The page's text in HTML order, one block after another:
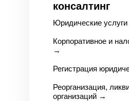
консалтинг
Юридические услуги
Корпоративное и
→
Регистрация
Реорганизация,
организаций →